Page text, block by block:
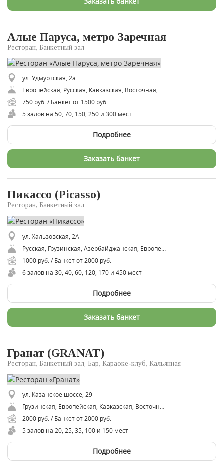
Алые Паруса, метро Заречная
Ресторан, Банкетный зал
ул. Удмуртская, 2а
Европейская, Русская, Кавказская, Восточная, Восточная
750 руб. / Банкет от 1500 руб.
5 залов на 50, 70, 150, 250 и 300 мест
Подробнее
Заказать банкет
Пикассо (Picasso)
Ресторан, Банкетный зал
ул. Хальзовская, 2А
1000 руб. / Банкет от 2000 руб.
6 залов на 30, 40, 60, 120, 170 и 450 мест
Подробнее
Заказать банкет
Гранат (GRANAT)
Ресторан, Банкетный зал, Бар, Караоке-клуб, Кальянная
ул. Казанское шоссе, 29
2000 руб. / Банкет от 2000 руб.
5 залов на 20, 25, 35, 100 и 150 мест
Подробнее